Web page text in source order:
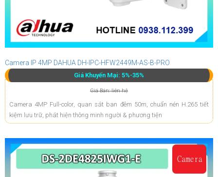
Camera IP 4MP DAHUA DH-IPC-HFW2449M-AS-B-PRO
Giá Khuyến Mại: 5%-35%
Giá Bán: liên hệ
Camera 4MP Full-color, quan sát ban đêm 50m, chuẩn nén H.265 tiết
kiệm lưu trữ, phát hiện thông minh người & phương tiện